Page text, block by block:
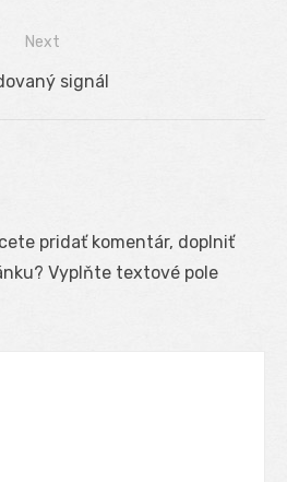
Next
signál
pridať komentár, doplniť
Vyplňte textové pole